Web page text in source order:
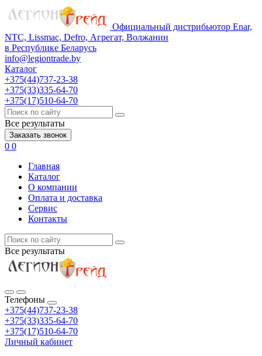
Официальный дистрибьютор Enar,
NTC, Lissmac, Defro, Агрегат, Волжанин
в Республике Беларусь
info@legiontrade.by
Каталог
+375(44)737-23-38
+375(33)335-64-70
+375(17)510-64-70
Все результаты
Заказать звонок
0 0
Главная
Каталог
О компании
Оплата и доставка
Сервис
Контакты
Все результаты
Телефоны
+375(44)737-23-38
+375(33)335-64-70
+375(17)510-64-70
Личный кабинет